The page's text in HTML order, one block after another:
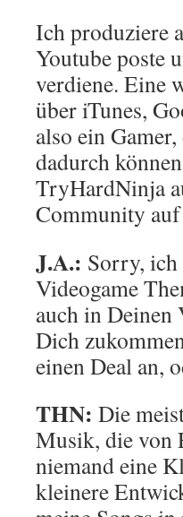
Ich produziere
Youtube poste
verdiene. Eine
über iTunes,
also ein
dadurch
TryHardNinja
Community
J.A.: Sorry, ich
Videogame
auch in Deinen
Dich
einen Deal an,
THN: Die
Musik, die von
niemand eine
kleinere